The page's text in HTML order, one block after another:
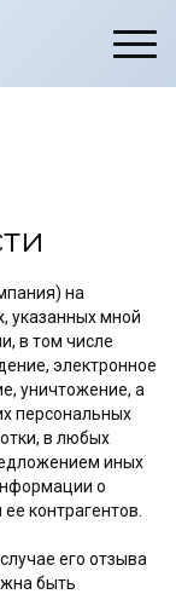
на
указанных мной
в том числе
электронное
уничтожение, а
персональных
в любых
иных
о
контрагентов.
его отзыва
быть